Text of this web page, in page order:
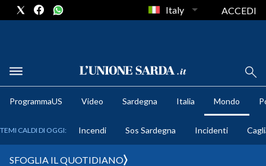
METEO
Italy ACCEDI
ProgrammaUS Video Sardegna Italia Mondo
TEMI CALDI DI OGGI: Incendi Sos Sardegna Incidenti
SFOGLIA IL QUOTIDIANO